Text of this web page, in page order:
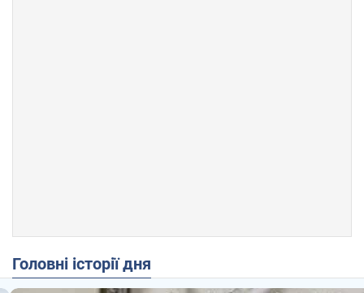
Головні історії дня